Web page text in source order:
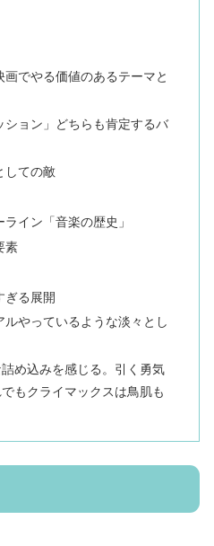
でやる価値のあるテーマと
ション」どちらも肯定するバ
しての敵
イン「音楽の歴史」
素
ぎる展開
やっているような淡々とし
め込みを感じる。引く勇気
もクライマックスは鳥肌も